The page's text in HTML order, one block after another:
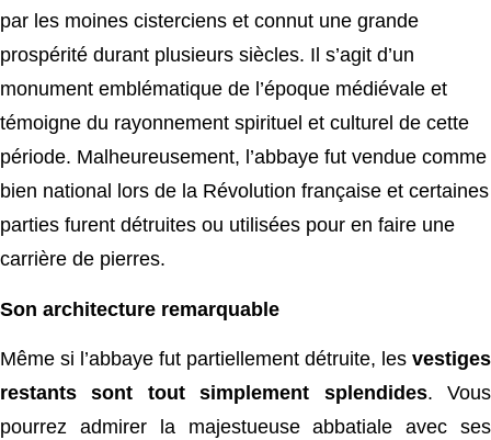
par les moines cisterciens et connut une grande
prospérité durant plusieurs siècles. Il s’agit d’un
monument emblématique de l’époque médiévale et
témoigne du rayonnement spirituel et culturel de cette
période. Malheureusement, l’abbaye fut vendue comme
bien national lors de la Révolution française et certaines
parties furent détruites ou utilisées pour en faire une
carrière de pierres.
Son architecture remarquable
Même si l’abbaye fut partiellement détruite, les vestiges
restants sont tout simplement splendides. Vous
pourrez admirer la majestueuse abbatiale avec ses